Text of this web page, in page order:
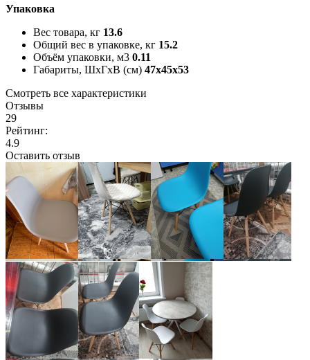
Упаковка
Вес товара, кг 13.6
Общий вес в упаковке, кг 15.2
Объём упаковки, м3 0.11
Габариты, ШxГxВ (см) 47x45x53
Смотреть все характеристики
Отзывы
29
Рейтинг:
4.9
Оставить отзыв